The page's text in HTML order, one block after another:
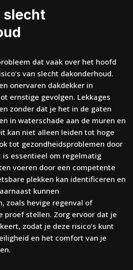
slecht
dat vaak over het hoofd
van slecht dakonderhoud.
onervaren dakdekker in
ernstige gevolgen. Lekkages
zonder dat je het in de gaten
in waterschade aan de muren en
kan niet alleen leiden tot hoge
tot gezondheidsproblemen door
is essentieel om regelmatig
voeren door een competente
plekken kan identificeren en
kunnen
zoals hevige regenval of
proef stellen. Zorg ervoor dat je
zodat je deze risico’s kunt
en het comfort van je